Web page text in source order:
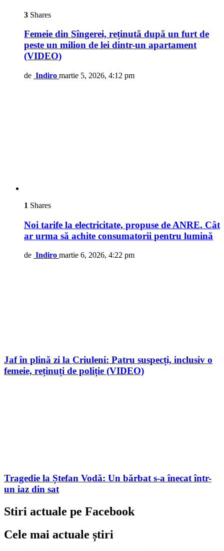
3 Shares
Femeie din Sîngerei, reținută după un furt de
peste un milion de lei dintr-un apartament
(VIDEO)
de Indiro martie 5, 2026, 4:12 pm
1 Shares
Noi tarife la electricitate, propuse de ANRE. Cât
ar urma să achite consumatorii pentru lumină
de Indiro martie 6, 2026, 4:22 pm
Jaf în plină zi la Criuleni: Patru suspecți, inclusiv o
femeie, reținuți de poliție (VIDEO)
Tragedie la Ștefan Vodă: Un bărbat s-a înecat într-
un iaz din sat
Stiri actuale pe Facebook
Cele mai actuale știri